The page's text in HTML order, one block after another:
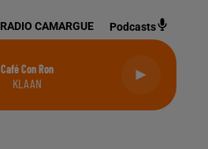
RADIO CAMARGUE Podcasts
Café Con Ron
KLAAN